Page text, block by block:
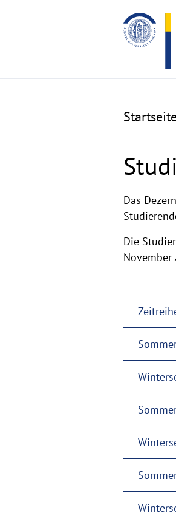
to
the
content
to
the
footer
Startseite
Das
Die